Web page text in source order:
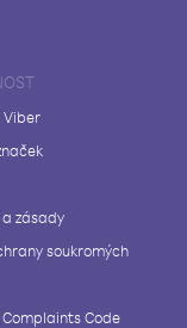
Viber
zásady
soukromých
Code